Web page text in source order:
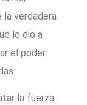
la verdadera
le dio a
el poder
la fuerza